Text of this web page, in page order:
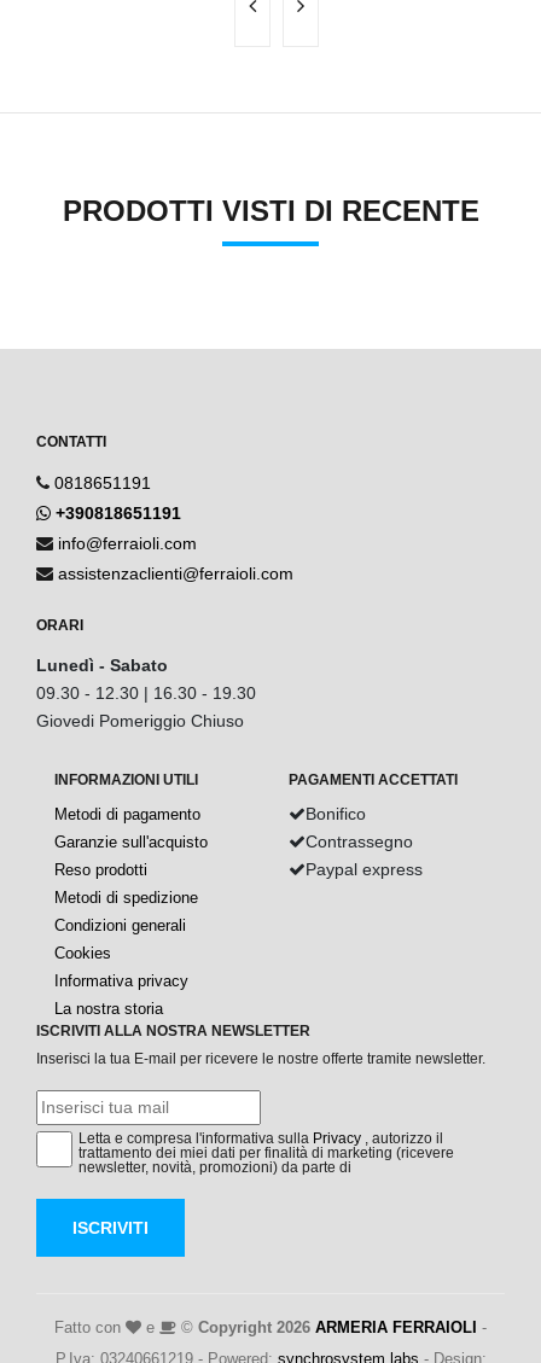
PRODOTTI VISTI DI RECENTE
CONTATTI
0818651191
+390818651191
info@ferraioli.com
assistenzaclienti@ferraioli.com
ORARI
Lunedì - Sabato
09.30 - 12.30 | 16.30 - 19.30
Giovedi Pomeriggio Chiuso
INFORMAZIONI UTILI
Metodi di pagamento
Garanzie sull'acquisto
Reso prodotti
Metodi di spedizione
Condizioni generali
Cookies
Informativa privacy
La nostra storia
PAGAMENTI ACCETTATI
Bonifico
Contrassegno
Paypal express
ISCRIVITI ALLA NOSTRA NEWSLETTER
Inserisci la tua E-mail per ricevere le nostre offerte tramite newsletter.
Letta e compresa l'informativa sulla Privacy , autorizzo il
trattamento dei miei dati per finalità di marketing (ricevere
newsletter, novità, promozioni) da parte di
ISCRIVITI
Fatto con e © Copyright 2026 ARMERIA FERRAIOLI -
P.Iva: 03240661219 - Powered: synchrosystem labs - Design: